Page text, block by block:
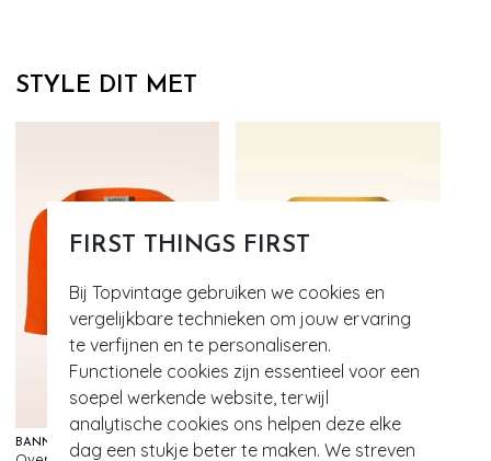
FIRST THINGS FIRST
Bij Topvintage gebruiken we cookies en
vergelijkbare technieken om jouw ervaring
te verfijnen en te personaliseren.
Functionele cookies zijn essentieel voor een
soepel werkende website, terwijl
analytische cookies ons helpen deze elke
dag een stukje beter te maken. We streven
STYLE DIT MET
BANNED RETRO BANNED RETRO